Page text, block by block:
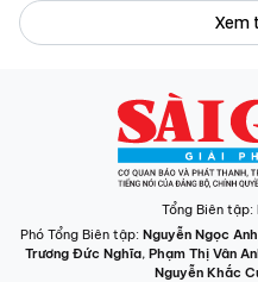
Xem
Tổng Biên tập:
Phó Tổng Biên tập: Nguyễn Ngọc Anh
Trương Đức Nghĩa, Phạm Thị Vân
Nguyễn Khắc